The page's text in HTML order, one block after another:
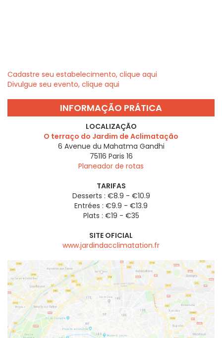
Cadastre seu estabelecimento, clique aqui
Divulgue seu evento, clique aqui
INFORMAÇÃO PRÁTICA
LOCALIZAÇÃO
O terraço do Jardim de Aclimatação
6 Avenue du Mahatma Gandhi
75116 Paris 16
Planeador de rotas
TARIFAS
Desserts : €8.9 - €10.9
Entrées : €9.9 - €13.9
Plats : €19 - €35
SITE OFICIAL
www.jardindacclimatation.fr